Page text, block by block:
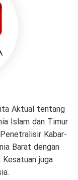
Aktual tentang
Islam dan Timur
Kabar-
Barat dengan
juga